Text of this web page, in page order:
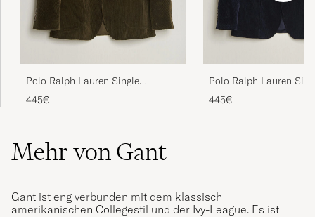
Polo Ralph Lauren Single
Breasted Corduroy Sportcoat Fall
Olive
445€
Polo Ralph Lauren
Breasted Corduroy
Newport Navy
445€
Mehr von Gant
Gant ist eng verbunden mit dem klassisch
amerikanischen Collegestil und der Ivy-League. Es ist